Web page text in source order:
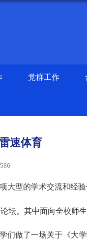
党群工作
速体育
大型的学术交流和经
坛。其中面向全校师
们做了一场关于《大